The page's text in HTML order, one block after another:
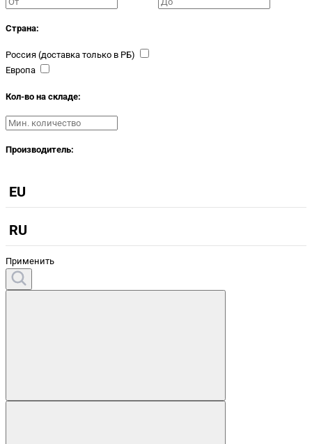
Страна:
Россия (доставка только в РБ)
Европа
Кол-во на складе:
Производитель:
EU
RU
Применить